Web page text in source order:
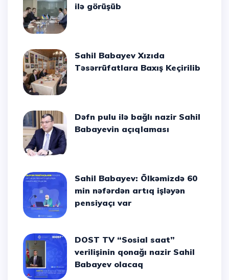
ilə görüşüb
Sahil Babayev Xızıda
Təsərrüfatlara Baxış Keçirilib
Dəfn pulu ilə bağlı nazir Sahil
Babayevin açıqlaması
Sahil Babayev: Ölkəmizdə 60
min nəfərdən artıq işləyən
pensiyaçı var
DOST TV “Sosial saat”
verilişinin qonağı nazir Sahil
Babayev olacaq